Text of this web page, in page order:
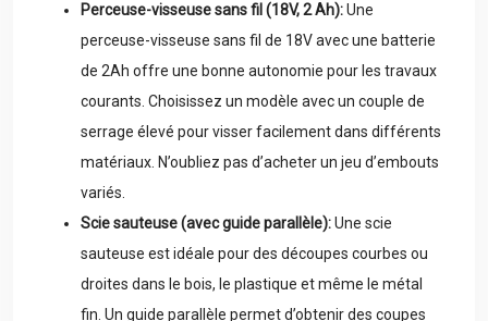
Perceuse-visseuse sans fil (18V, 2 Ah):Une
perceuse-visseuse sans fil de 18V avec une batterie
de 2Ah offre une bonne autonomie pour les travaux
courants. Choisissez un modèle avec un couple de
serrage élevé pour visser facilement dans différents
matériaux. N’oubliez pas d’acheter un jeu d’embouts
variés.
Scie sauteuse (avec guide parallèle):Une scie
sauteuse est idéale pour des découpes courbes ou
droites dans le bois, le plastique et même le métal
fin. Un guide parallèle permet d’obtenir des coupes